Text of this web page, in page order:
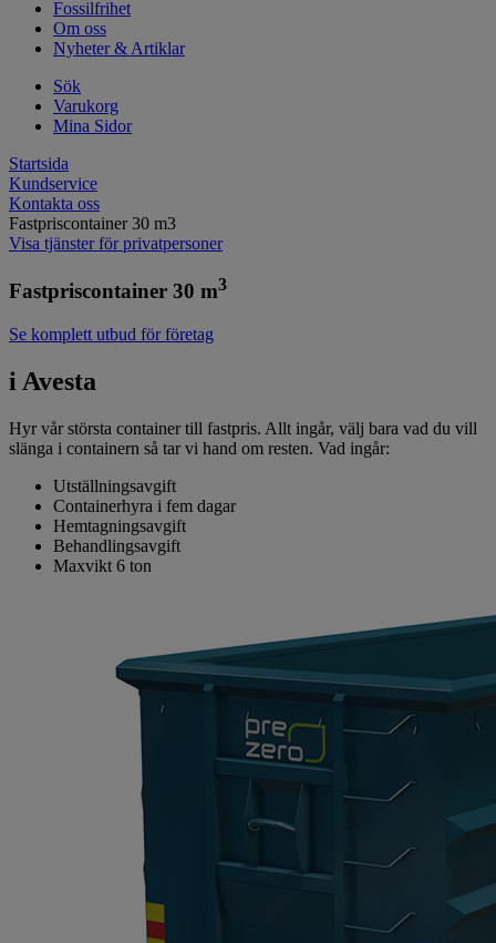
Fossilfrihet
Om oss
Nyheter & Artiklar
Sök
Varukorg
Mina Sidor
Startsida
Kundservice
Kontakta oss
Fastpriscontainer 30 m3
Visa tjänster för privatpersoner
Fastpriscontainer 30 m3
Se komplett utbud för företag
i Avesta
Hyr vår största container till fastpris. Allt ingår, välj bara vad du vill
slänga i containern så tar vi hand om resten. Vad ingår:
Utställningsavgift
Containerhyra i fem dagar
Hemtagningsavgift
Behandlingsavgift
Maxvikt 6 ton